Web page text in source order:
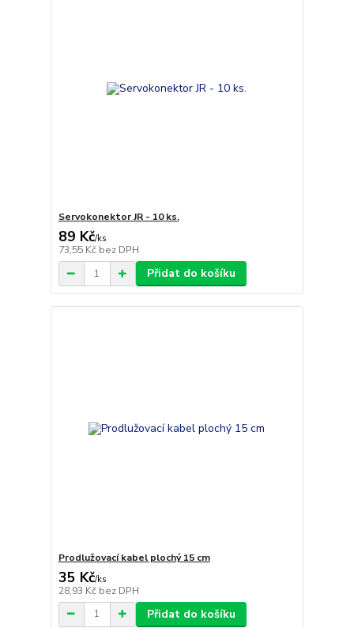
Servokonektor JR - 10 ks.
89 Kč/ks
73,55 Kč bez DPH
Přidat do košíku
Prodlužovací kabel plochý 15 cm
35 Kč/ks
28,93 Kč bez DPH
Přidat do košíku